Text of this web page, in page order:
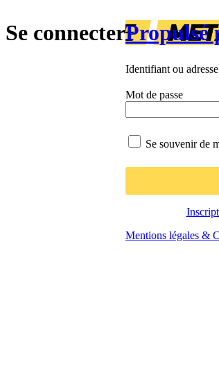
Se connecterPropulsé
Identifiant ou
Mot de passe
Se souvenir de
Mentions légales &